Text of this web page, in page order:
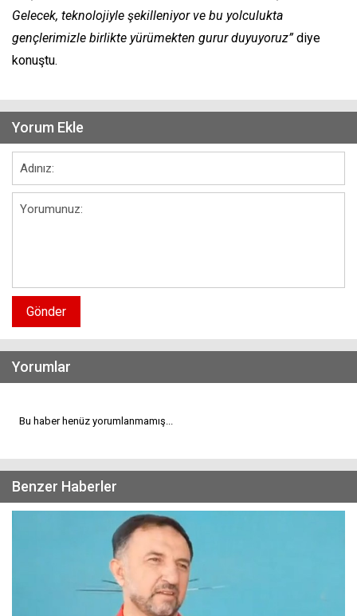
Gelecek, teknolojiyle şekilleniyor ve bu yolculukta
gençlerimizle birlikte yürümekten gurur duyuyoruz”diye
konuştu.
Yorum Ekle
Gönder
Yorumlar
Bu haber henüz yorumlanmamış...
Benzer Haberler